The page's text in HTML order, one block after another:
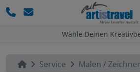
Wähle Deinen
Service Malen /